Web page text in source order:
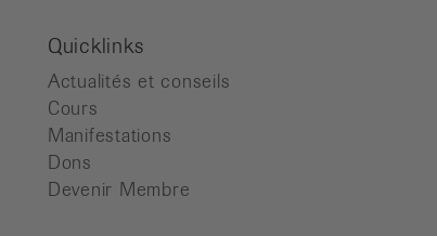
Quicklinks
Actualités et conseils
Cours
Manifestations
Dons
Devenir Membre